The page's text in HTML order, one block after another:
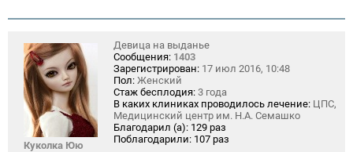
Куколка Юю
Девица на выданье
Сообщения: 1403
Зарегистрирован: 17 июл 2016, 10:48
Пол: Женский
Стаж бесплодия: 3 года
В каких клиниках проводилось лечение: ЦПС,
Медицинский центр им. Н.А. Семашко
Благодарил (а): 129 раз
Поблагодарили: 107 раз